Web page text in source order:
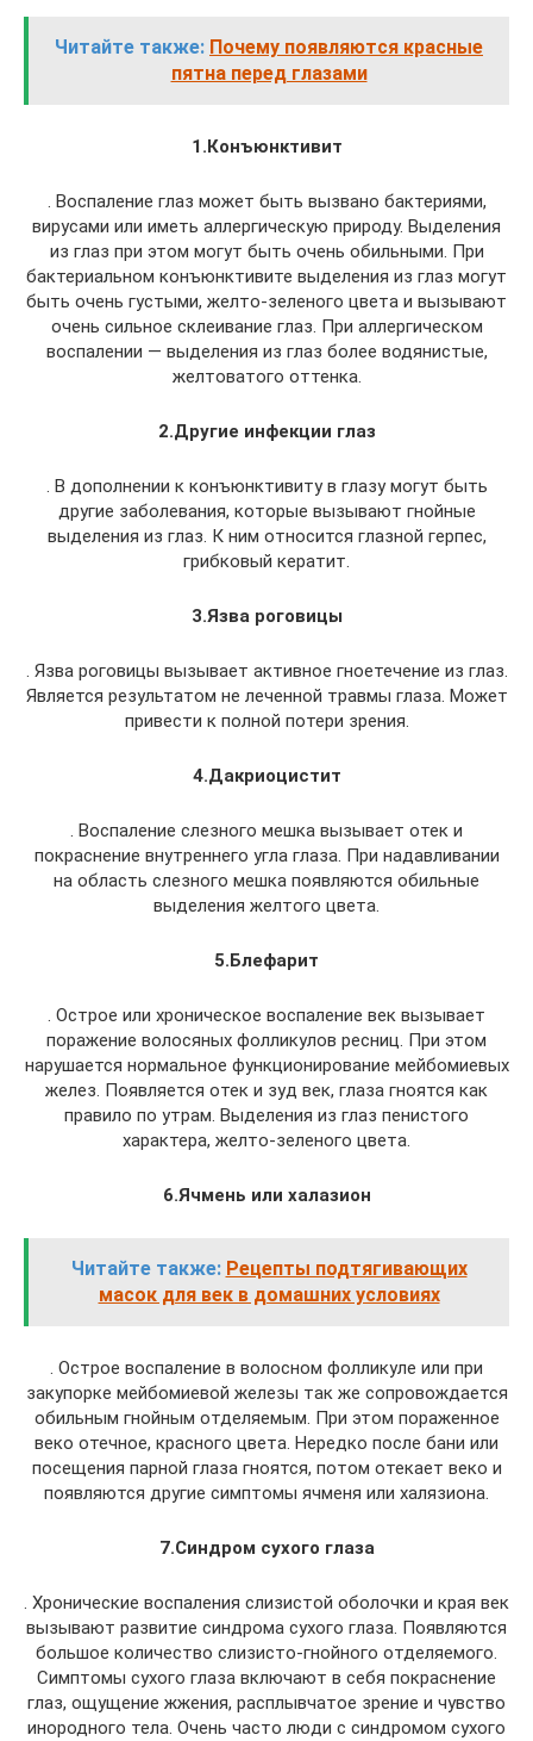
Читайте также: Почему появляются красные
пятна перед глазами
1.Конъюнктивит
. Воспаление глаз может быть вызвано бактериями,
вирусами или иметь аллергическую природу. Выделения
из глаз при этом могут быть очень обильными. При
бактериальном конъюнктивите выделения из глаз могут
быть очень густыми, желто-зеленого цвета и вызывают
очень сильное склеивание глаз. При аллергическом
воспалении — выделения из глаз более водянистые,
желтоватого оттенка.
2.Другие инфекции глаз
. В дополнении к конъюнктивиту в глазу могут быть
другие заболевания, которые вызывают гнойные
выделения из глаз. К ним относится глазной герпес,
грибковый кератит.
3.Язва роговицы
. Язва роговицы вызывает активное гноетечение из глаз.
Является результатом не леченной травмы глаза. Может
привести к полной потери зрения.
4.Дакриоцистит
. Воспаление слезного мешка вызывает отек и
покраснение внутреннего угла глаза. При надавливании
на область слезного мешка появляются обильные
выделения желтого цвета.
5.Блефарит
. Острое или хроническое воспаление век вызывает
поражение волосяных фолликулов ресниц. При этом
нарушается нормальное функционирование мейбомиевых
желез. Появляется отек и зуд век, глаза гноятся как
правило по утрам. Выделения из глаз пенистого
характера, желто-зеленого цвета.
6.Ячмень или халазион
Читайте также: Рецепты подтягивающих
масок для век в домашних условиях
. Острое воспаление в волосном фолликуле или при
закупорке мейбомиевой железы так же сопровождается
обильным гнойным отделяемым. При этом пораженное
веко отечное, красного цвета. Нередко после бани или
посещения парной глаза гноятся, потом отекает веко и
появляются другие симптомы ячменя или халязиона.
7.Синдром сухого глаза
. Хронические воспаления слизистой оболочки и края век
вызывают развитие синдрома сухого глаза. Появляются
большое количество слизисто-гнойного отделяемого.
Симптомы сухого глаза включают в себя покраснение
глаз, ощущение жжения, расплывчатое зрение и чувство
инородного тела. Очень часто люди с синдромом сухого